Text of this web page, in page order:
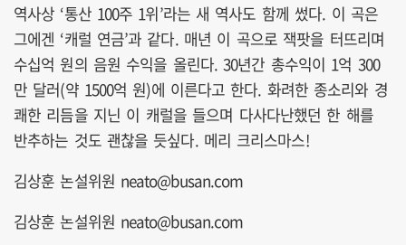
역사상 ‘통산 100주 1위’라는 새 역사도 함께 썼다. 이 곡은
그에겐 ‘캐럴 연금’과 같다. 매년 이 곡으로 잭팟을 터뜨리며
수십억 원의 음원 수익을 올린다. 30년간 총수익이 1억 300
만 달러(약 1500억 원)에 이른다고 한다. 화려한 종소리와 경
쾌한 리듬을 지닌 이 캐럴을 들으며 다사다난했던 한 해를
반추하는 것도 괜찮을 듯싶다. 메리 크리스마스!
김상훈 논설위원 neato@busan.com
김상훈 논설위원 neato@busan.com